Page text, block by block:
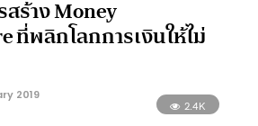
ร้าง Money
ที่พลิกโลกการเงินให้ไม่
2019
2.4K